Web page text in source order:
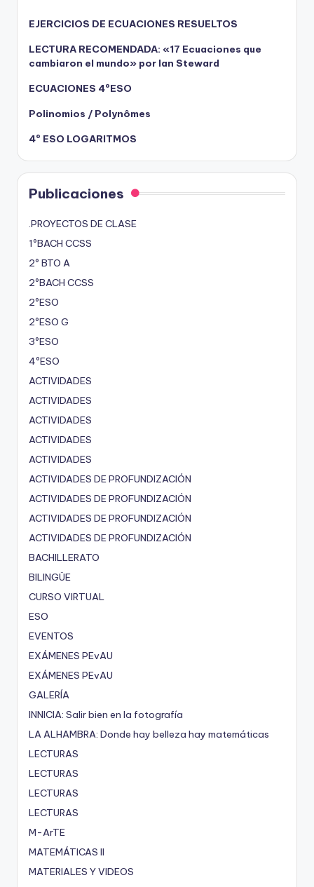
EJERCICIOS DE ECUACIONES RESUELTOS
LECTURA RECOMENDADA: «17 Ecuaciones que
cambiaron el mundo» por Ian Steward
ECUACIONES 4ºESO
Polinomios / Polynômes
4º ESO LOGARITMOS
Publicaciones
.PROYECTOS DE CLASE
1ºBACH CCSS
2º BTO A
2ºBACH CCSS
2ºESO
2ºESO G
3ºESO
4ºESO
ACTIVIDADES
ACTIVIDADES
ACTIVIDADES
ACTIVIDADES
ACTIVIDADES
ACTIVIDADES DE PROFUNDIZACIÓN
ACTIVIDADES DE PROFUNDIZACIÓN
ACTIVIDADES DE PROFUNDIZACIÓN
ACTIVIDADES DE PROFUNDIZACIÓN
BACHILLERATO
BILINGÜE
CURSO VIRTUAL
ESO
EVENTOS
EXÁMENES PEvAU
EXÁMENES PEvAU
GALERÍA
INNICIA: Salir bien en la fotografía
LA ALHAMBRA: Donde hay belleza hay matemáticas
LECTURAS
LECTURAS
LECTURAS
LECTURAS
M-ArTE
MATEMÁTICAS II
MATERIALES Y VIDEOS